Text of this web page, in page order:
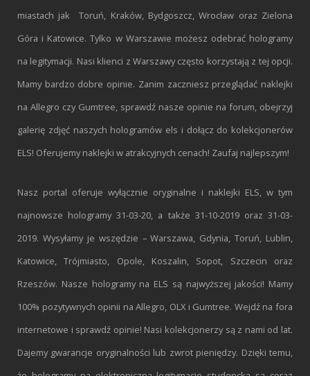
miastach jak Toruń, Kraków, Bydgoszcz, Wrocław oraz Zielona
Góra i Katowice. Tylko w Warszawie możesz odebrać hologramy
na legitymacji. Nasi klienci z Warszawy często korzystają z tej opcji.
Mamy bardzo dobre opinie. Zanim zaczniesz przeglądać naklejki
na Allegro czy Gumtree, sprawdź nasze opinie na forum, obejrzyj
galerię zdjęć naszych hologramów els i dołącz do kolekcjonerów
ELS! Oferujemy naklejki w atrakcyjnych cenach! Zaufaj najlepszym!
Nasz portal oferuje wyłącznie oryginalne i naklejki ELS, w tym
najnowsze hologramy 31-03-20, a także 31-10-2019 oraz 31-03-
2019. Wysyłamy je wszędzie – Warszawa, Gdynia, Toruń, Lublin,
Katowice, Trójmiasto, Opole, Koszalin, Sopot, Szczecin oraz
Rzeszów. Nasze hologramy na ELS są najwyższej jakości! Mamy
100% pozytywnych opinii na Allegro, OLX i Gumtree. Wejdź na fora
internetowe i sprawdź opinie! Nasi kolekcjonerzy są z nami od lat.
Dajemy gwarancje oryginalności lub zwrot pieniędzy. Dzięki temu,